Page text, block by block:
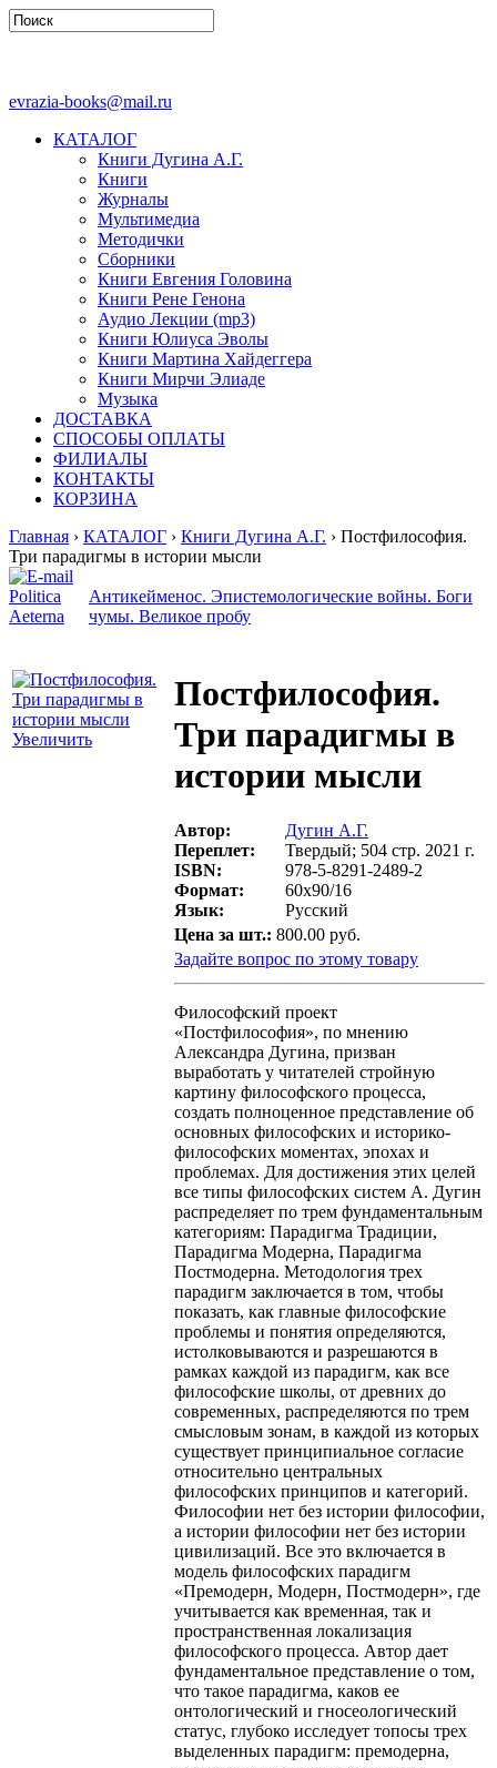
evrazia-books@mail.ru
КАТАЛОГ
Книги Дугина А.Г.
Книги
Журналы
Мультимедиа
Методички
Сборники
Книги Евгения Головина
Книги Рене Генона
Аудио Лекции (mp3)
Книги Юлиуса Эволы
Книги Мартина Хайдеггера
Книги Мирчи Элиаде
Музыка
ДОСТАВКА
СПОСОБЫ ОПЛАТЫ
ФИЛИАЛЫ
КОНТАКТЫ
КОРЗИНА
Главная › КАТАЛОГ › Книги Дугина А.Г. › Постфилософия.
Три парадигмы в истории мысли
Politica
Aeterna
Антикейменос. Эпистемологические войны. Боги
чумы. Великое пробу
Увеличить
Постфилософия.
Три парадигмы в
истории мысли
Автор:
Дугин А.Г.
Переплет:
Твердый; 504 стр. 2021 г.
ISBN:
978-5-8291-2489-2
Формат:
60х90/16
Язык:
Русский
Цена за шт.: 800.00 руб.
Задайте вопрос по этому товару
Философский проект
«Постфилософия», по мнению
Александра Дугина, призван
выработать у читателей стройную
картину философского процесса,
создать полноценное представление об
основных философских и историко-
философских моментах, эпохах и
проблемах. Для достижения этих целей
все типы философских систем А. Дугин
распределяет по трем фундаментальным
категориям: Парадигма Традиции,
Парадигма Модерна, Парадигма
Постмодерна. Методология трех
парадигм заключается в том, чтобы
показать, как главные философские
проблемы и понятия определяются,
истолковываются и разрешаются в
рамках каждой из парадигм, как все
философские школы, от древних до
современных, распределяются по трем
смысловым зонам, в каждой из которых
существует принципиальное согласие
относительно центральных
философских принципов и категорий.
Философии нет без истории философии,
а истории философии нет без истории
цивилизаций. Все это включается в
модель философских парадигм
«Премодерн, Модерн, Постмодерн», где
учитывается как временная, так и
пространственная локализация
философского процесса. Автор дает
фундаментальное представление о том,
что такое парадигма, каков ее
онтологический и гносеологический
статус, глубоко исследует топосы трех
выделенных парадигм: премодерна,